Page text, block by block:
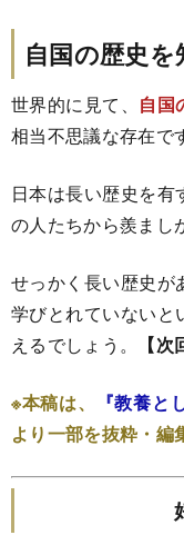
自国の歴史
世界的に見て、 自国
相当不思議な存在で
日本は長い歴史を
の人たちから羨まし
せっかく長い歴史が
学びとれていないと
えるでしょう。
【次
※本稿は、 『教養と
より一部を抜粋・編